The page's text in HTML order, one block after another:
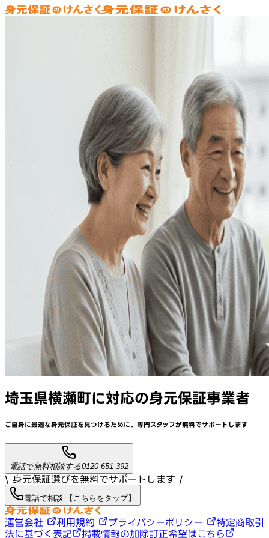
埼玉県横瀬町に対応の身元保証事業者
ご自身に最適な身元保証を見つけるために、 専門スタッフが無料でサポートします
電話で無料相談する0120-651-392
\ 身元保証選びを無料でサポートします /
電話で相談 【こちらをタップ】
運営会社 利用規約 プライバシーポリシー
特定商取引
法に基づく表記
掲載情報の加除訂正希望はこちら